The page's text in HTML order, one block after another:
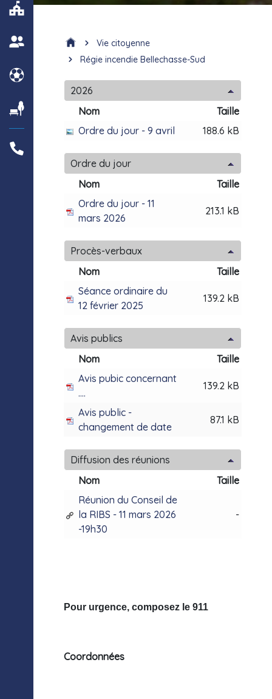
Vie citoyenne
Régie incendie Bellechasse-Sud
2026
Nom
Taille
Ordre du jour - 9 avril
188.6 kB
Ordre du jour
Nom
Taille
Ordre du jour - 11
mars 2026
213.1 kB
Procès-verbaux
Nom
Taille
Séance ordinaire du
12 février 2025
139.2 kB
Avis publics
Nom
Taille
Avis pubic concernant
....
139.2 kB
Avis public -
changement de date
87.1 kB
Diffusion des réunions
Nom
Taille
Réunion du Conseil de
la RIBS - 11 mars 2026
-19h30
-
Pour urgence, composez le 911
Coordonnées